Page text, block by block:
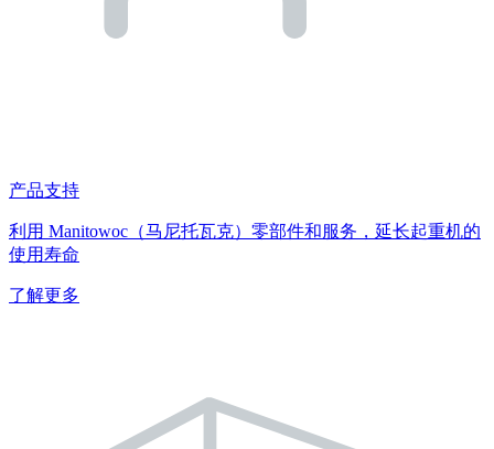
产品支持
利用 Manitowoc（马尼托瓦克）零部件和服务，延长起重机的
使用寿命
了解更多